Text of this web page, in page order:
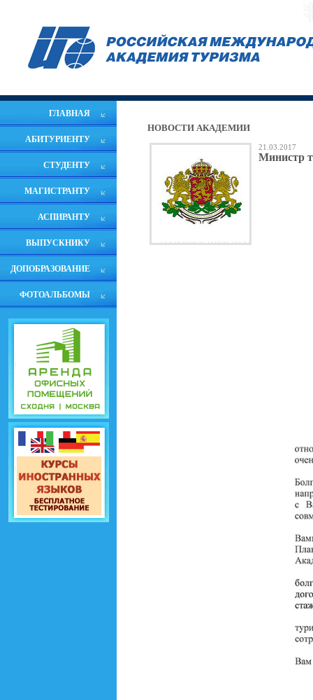
ГЛАВНАЯ
АБИТУРИЕНТУ
СТУДЕНТУ
МАГИСТРАНТУ
АСПИРАНТУ
ВЫПУСКНИКУ
ДОПОБРАЗОВАНИЕ
ФОТОАЛЬБОМЫ
НОВОСТИ АКАДЕМИИ
21.03.2017
Министр